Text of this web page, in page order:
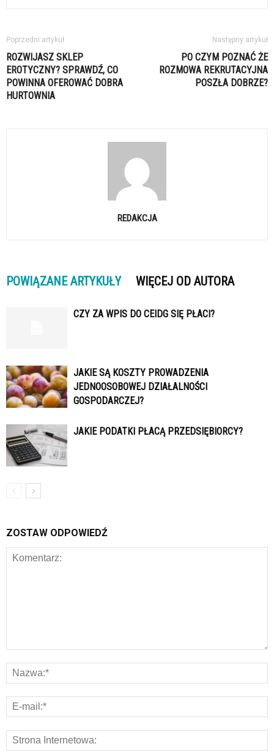
Poprzedni artykuł
ROZWIJASZ SKLEP
EROTYCZNY? SPRAWDŹ, CO
POWINNA OFEROWAĆ DOBRA
HURTOWNIA
Następny artykuł
PO CZYM POZNAĆ ŻE
ROZMOWA REKRUTACYJNA
POSZŁA DOBRZE?
REDAKCJA
POWIĄZANE ARTYKUŁY WIĘCEJ OD AUTORA
CZY ZA WPIS DO CEIDG SIĘ PŁACI?
JAKIE SĄ KOSZTY PROWADZENIA
JEDNOOSOBOWEJ DZIAŁALNOŚCI
GOSPODARCZEJ?
JAKIE PODATKI PŁACĄ PRZEDSIĘBIORCY?
ZOSTAW ODPOWIEDŹ